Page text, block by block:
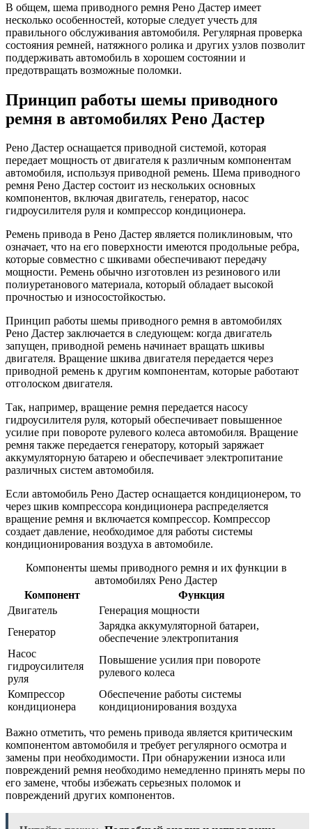
В общем, шема приводного ремня Рено Дастер имеет
несколько особенностей, которые следует учесть для
правильного обслуживания автомобиля. Регулярная проверка
состояния ремней, натяжного ролика и других узлов позволит
поддерживать автомобиль в хорошем состоянии и
предотвращать возможные поломки.
Принцип работы шемы приводного
ремня в автомобилях Рено Дастер
Рено Дастер оснащается приводной системой, которая
передает мощность от двигателя к различным компонентам
автомобиля, используя приводной ремень. Шема приводного
ремня Рено Дастер состоит из нескольких основных
компонентов, включая двигатель, генератор, насос
гидроусилителя руля и компрессор кондиционера.
Ремень привода в Рено Дастер является поликлиновым, что
означает, что на его поверхности имеются продольные ребра,
которые совместно с шкивами обеспечивают передачу
мощности. Ремень обычно изготовлен из резинового или
полиуретанового материала, который обладает высокой
прочностью и износостойкостью.
Принцип работы шемы приводного ремня в автомобилях
Рено Дастер заключается в следующем: когда двигатель
запущен, приводной ремень начинает вращать шкивы
двигателя. Вращение шкива двигателя передается через
приводной ремень к другим компонентам, которые работают
отголоском двигателя.
Так, например, вращение ремня передается насосу
гидроусилителя руля, который обеспечивает повышенное
усилие при повороте рулевого колеса автомобиля. Вращение
ремня также передается генератору, который заряжает
аккумуляторную батарею и обеспечивает электропитание
различных систем автомобиля.
Если автомобиль Рено Дастер оснащается кондиционером, то
через шкив компрессора кондиционера распределяется
вращение ремня и включается компрессор. Компрессор
создает давление, необходимое для работы системы
кондиционирования воздуха в автомобиле.
Компоненты шемы приводного ремня и их функции в
автомобилях Рено Дастер
Компонент
Функция
Двигатель
Генерация мощности
Генератор
Зарядка аккумуляторной батареи,
обеспечение электропитания
Насос
гидроусилителя
руля
Повышение усилия при повороте
рулевого колеса
Компрессор
кондиционера
Обеспечение работы системы
кондиционирования воздуха
Важно отметить, что ремень привода является критическим
компонентом автомобиля и требует регулярного осмотра и
замены при необходимости. При обнаружении износа или
повреждений ремня необходимо немедленно принять меры по
его замене, чтобы избежать серьезных поломок и
повреждений других компонентов.